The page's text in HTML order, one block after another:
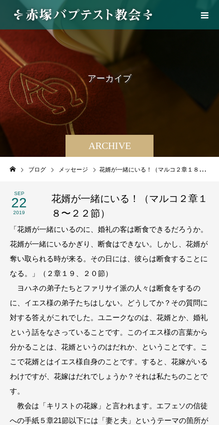
ARCHIVE
アーカイブ
ブログ メッセージ 花婿が一緒にいる！（マルコ２章１８〜２２節）
SEP
22
2019
花婿が一緒にいる！（マルコ２章１
８〜２２節）
「花婿が一緒にいるのに、婚礼の客は断食できるだろうか。
花婿が一緒にいるかぎり、断食はできない。しかし、花婿が
奪い取られる時が来る。その日には、彼らは断食することに
なる。」（２章１９、２０節）
ヨハネの弟子たちとファリサイ派の人々は断食をするの
に、イエス様の弟子たちはしない。どうしてか？その質問に
対する答えがこれでした。ユニークなのは、花婿とか、婚礼
という話をなさっていることです。このイエス様の言葉から
分かることは、花婿というのはだれか、ということです。こ
こで花婿とはイエス様自身のことです。すると、花嫁がいる
わけですが、花嫁はだれでしょうか？それは私たちのことで
す。
教会は「キリストの花嫁」と言われます。エフェソの信徒
への手紙５章21節以下には「妻と夫」というテーマの箇所が